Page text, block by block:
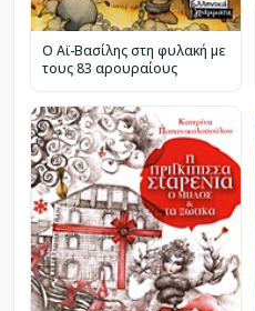
Ο Αϊ-Βασίλης στη φυλακή με
τους 83 αρουραίους